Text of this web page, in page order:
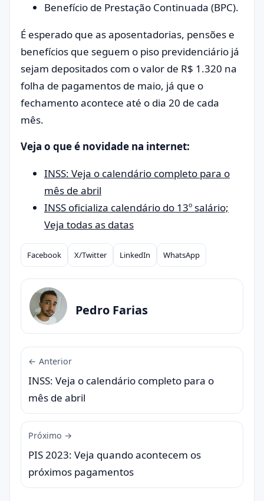
Benefício de Prestação Continuada (BPC).
É esperado que as aposentadorias, pensões e
benefícios que seguem o piso previdenciário já
sejam depositados com o valor de R$ 1.320 na
folha de pagamentos de maio, já que o
fechamento acontece até o dia 20 de cada
mês.
Veja o que é novidade na internet:
INSS: Veja o calendário completo para o
mês de abril
INSS oficializa calendário do 13º salário;
Veja todas as datas
Compartilhar
Facebook X/Twitter LinkedIn WhatsApp
Pedro Farias
← Anterior
INSS: Veja o calendário completo para o
mês de abril
Próximo →
PIS 2023: Veja quando acontecem os
próximos pagamentos